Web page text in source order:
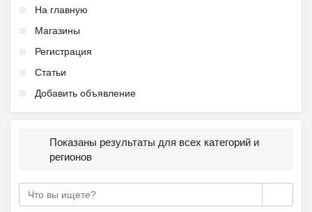
На главную
Магазины
Регистрация
Статьи
Добавить объявление
Показаны результаты для всех категорий и
регионов